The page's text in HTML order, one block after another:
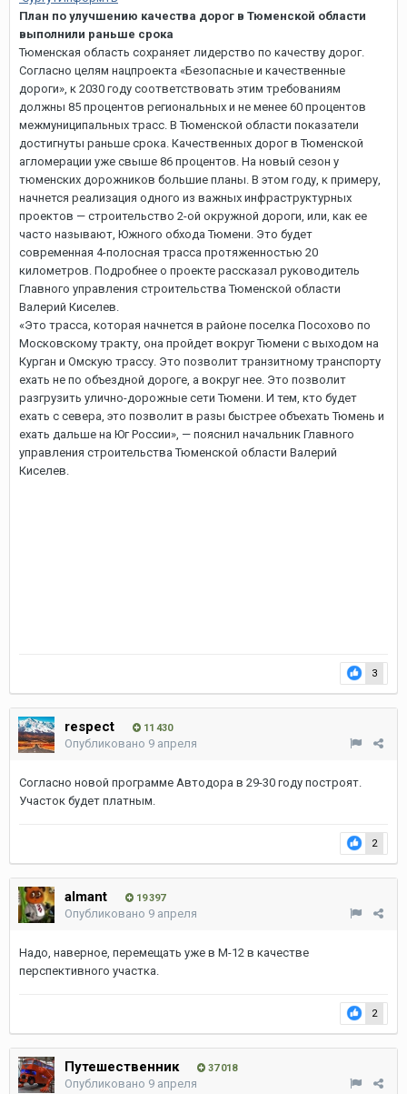
План по улучшению качества дорог в Тюменской области
выполнили раньше срока
Тюменская область сохраняет лидерство по качеству дорог.
Согласно целям нацпроекта «Безопасные и качественные
дороги», к 2030 году соответствовать этим требованиям
должны 85 процентов региональных и не менее 60 процентов
межмуниципальных трасс. В Тюменской области показатели
достигнуты раньше срока. Качественных дорог в Тюменской
агломерации уже свыше 86 процентов. На новый сезон у
тюменских дорожников большие планы. В этом году, к примеру,
начнется реализация одного из важных инфраструктурных
проектов — строительство 2-ой окружной дороги, или, как ее
часто называют, Южного обхода Тюмени. Это будет
современная 4-полосная трасса протяженностью 20
километров. Подробнее о проекте рассказал руководитель
Главного управления строительства Тюменской области
Валерий Киселев.
«Это трасса, которая начнется в районе поселка Посохово по
Московскому тракту, она пройдет вокруг Тюмени с выходом на
Курган и Омскую трассу. Это позволит транзитному транспорту
ехать не по объездной дороге, а вокруг нее. Это позволит
разгрузить улично-дорожные сети Тюмени. И тем, кто будет
ехать с севера, это позволит в разы быстрее объехать Тюмень и
ехать дальше на Юг России», — пояснил начальник Главного
управления строительства Тюменской области Валерий
Киселев.
3
respect 11 430
Опубликовано 9 апреля
Согласно новой программе Автодора в 29-30 году построят.
Участок будет платным.
2
almant 19 397
Опубликовано 9 апреля
Надо, наверное, перемещать уже в М-12 в качестве
перспективного участка.
2
Путешественник 37 018
Опубликовано 9 апреля